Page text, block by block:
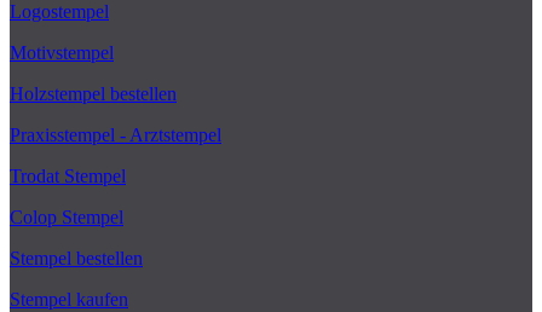
Logostempel
Motivstempel
Holzstempel bestellen
Praxisstempel - Arztstempel
Trodat Stempel
Colop Stempel
Stempel bestellen
Stempel kaufen